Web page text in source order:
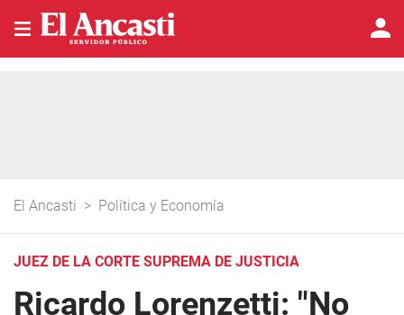
El Ancasti > Política y Economía
JUEZ DE LA CORTE SUPREMA DE JUSTICIA
Ricardo Lorenzetti: "No